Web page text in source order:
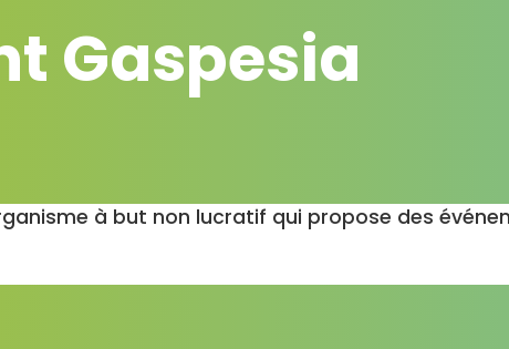
Gaspesia
à but non lucratif qui propose des